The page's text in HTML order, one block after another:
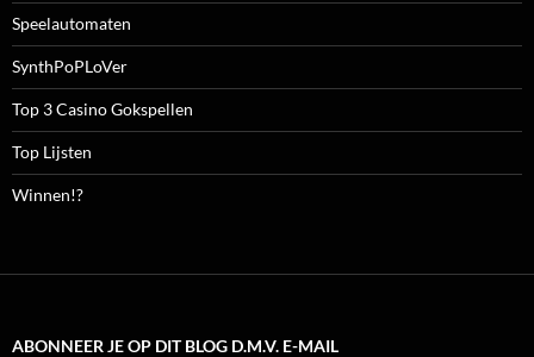
Speelautomaten
SynthPoPLoVer
Top 3 Casino Gokspellen
Top Lijsten
Winnen!?
ABONNEER JE OP DIT BLOG D.M.V. E-MAIL